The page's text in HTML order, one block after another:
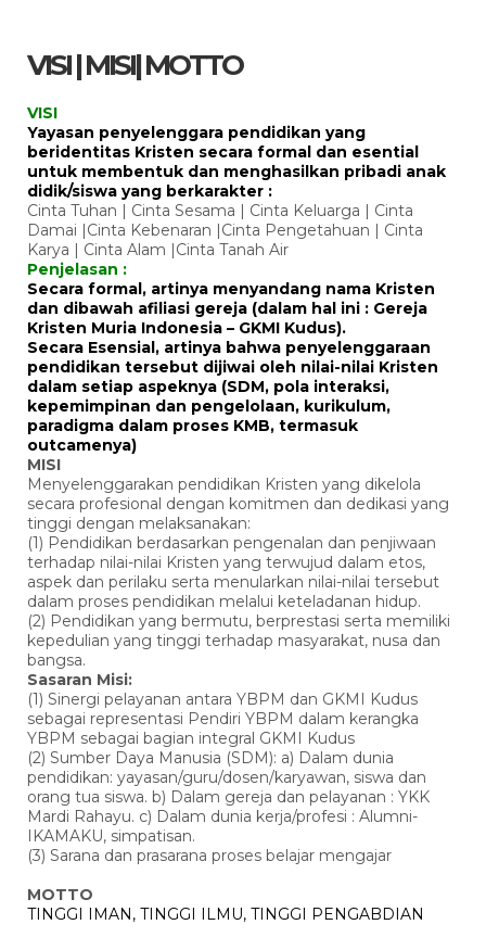
VISI | MISI| MOTTO
VISI
Yayasan penyelenggara pendidikan yang
beridentitas Kristen secara formal dan esential
untuk membentuk dan menghasilkan pribadi anak
didik/siswa yang berkarakter :
Cinta Tuhan | Cinta Sesama | Cinta Keluarga | Cinta
Damai |Cinta Kebenaran |Cinta Pengetahuan | Cinta
Karya | Cinta Alam |Cinta Tanah Air
Penjelasan :
Secara formal, artinya menyandang nama Kristen
dan dibawah afiliasi gereja (dalam hal ini : Gereja
Kristen Muria Indonesia – GKMI Kudus).
Secara Esensial, artinya bahwa penyelenggaraan
pendidikan tersebut dijiwai oleh nilai-nilai Kristen
dalam setiap aspeknya (SDM, pola interaksi,
kepemimpinan dan pengelolaan, kurikulum,
paradigma dalam proses KMB, termasuk
outcamenya)
MISI
Menyelenggarakan pendidikan Kristen yang dikelola
secara profesional dengan komitmen dan dedikasi yang
tinggi dengan melaksanakan:
(1) Pendidikan berdasarkan pengenalan dan penjiwaan
terhadap nilai-nilai Kristen yang terwujud dalam etos,
aspek dan perilaku serta menularkan nilai-nilai tersebut
dalam proses pendidikan melalui keteladanan hidup.
(2) Pendidikan yang bermutu, berprestasi serta memiliki
kepedulian yang tinggi terhadap masyarakat, nusa dan
bangsa.
Sasaran Misi:
(1) Sinergi pelayanan antara YBPM dan GKMI Kudus
sebagai representasi Pendiri YBPM dalam kerangka
YBPM sebagai bagian integral GKMI Kudus
(2) Sumber Daya Manusia (SDM): a) Dalam dunia
pendidikan: yayasan/guru/dosen/karyawan, siswa dan
orang tua siswa. b) Dalam gereja dan pelayanan : YKK
Mardi Rahayu. c) Dalam dunia kerja/profesi : Alumni-
IKAMAKU, simpatisan.
(3) Sarana dan prasarana proses belajar mengajar
MOTTO
TINGGI IMAN, TINGGI ILMU, TINGGI PENGABDIAN